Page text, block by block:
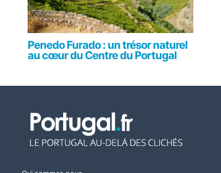
Penedo Furado : un trésor naturel
au cœur du Centre du Portugal